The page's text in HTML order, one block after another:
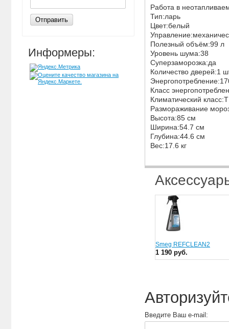
Отправить
Информеры:
Работа в
Тип:ларь
Цвет:белый
Полезный объём:99 л
Уровень шума:38
Суперзаморозка:да
Количество дверей:1
Класс
Климатический
Размораживание
Высота:85 см
Ширина:54.7 см
Глубина:44.6 см
Вес:17.6 кг
Smeg REFCLEAN2
1 190 руб.
Введите Ваш e-mail: